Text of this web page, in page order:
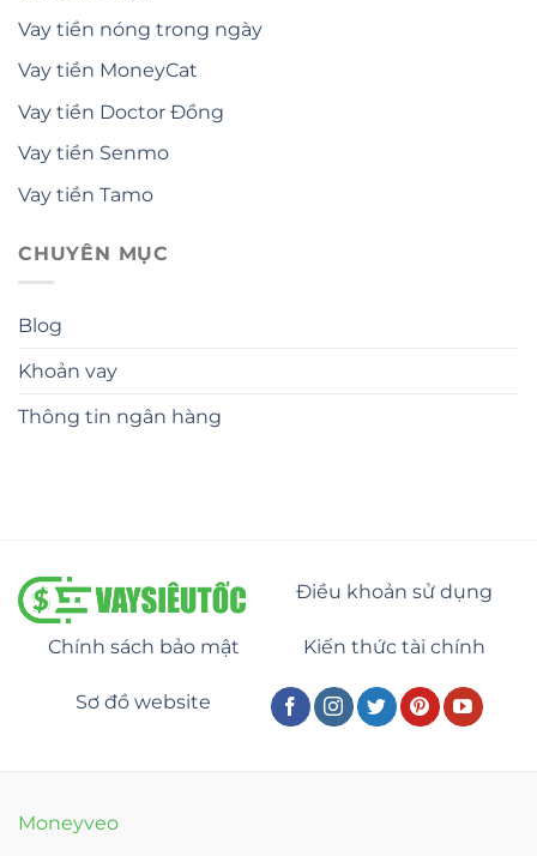
Vay tiền nóng trong ngày
Vay tiền MoneyCat
Vay tiền Doctor Đồng
Vay tiền Senmo
Vay tiền Tamo
CHUYÊN MỤC
Blog
Khoản vay
Thông tin ngân hàng
Điều khoản sử dụng
Chính sách bảo mật Kiến thức tài chính
Sơ đồ website
Moneyveo